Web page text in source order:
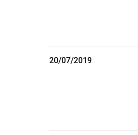
20/07/2019